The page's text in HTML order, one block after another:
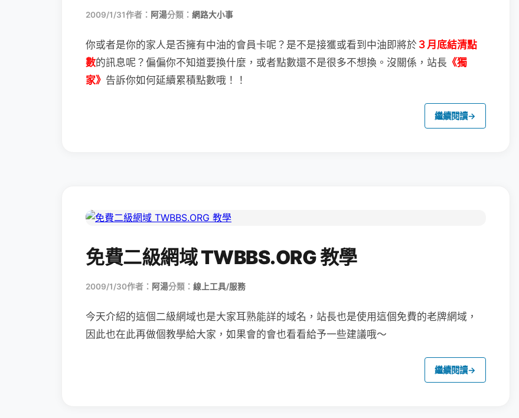
2009/1/31作者： 阿湯分類： 網路大小事
你或者是你的家人是否擁有中油的會員卡呢？ 是不是接獲或看到中油即將於 ３月底結清點
數的訊息呢？ 偏偏你不知道要換什麼，或者點數還不是很多不想換。 沒關係，站長 《獨
家》 告訴你如何延續累積點數哦！！
繼續閱讀→
免費二級網域 TWBBS.ORG 教學
2009/1/30作者： 阿湯分類： 線上工具/服務
今天介紹的這個二級網域也是大家耳熟能詳的域名，站長也是使用這個免費的老牌網域，
因此也在此再做個教學給大家，如果會的會也看看給予一些建議哦～
繼續閱讀→